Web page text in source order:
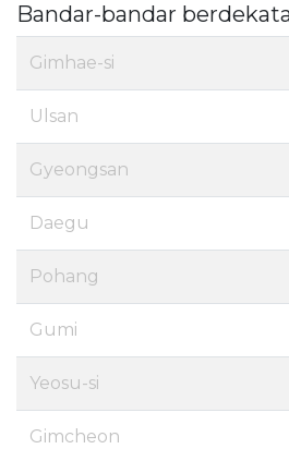
Bandar-bandar
Gimhae-si
Ulsan
Gyeongsan
Daegu
Pohang
Gumi
Yeosu-si
Gimcheon